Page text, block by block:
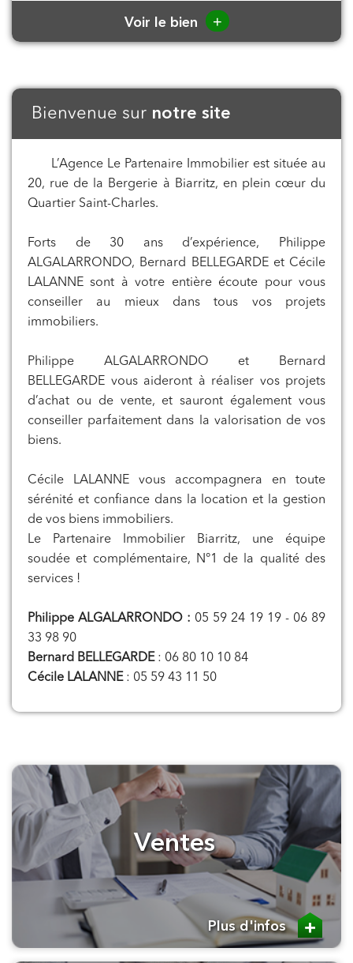
Voir le bien +
Bienvenue sur notre site
L’Agence Le Partenaire Immobilier est située au
20, rue de la Bergerie à Biarritz, en plein cœur du
Quartier Saint-Charles.
Forts de 30 ans d’expérience, Philippe
ALGALARRONDO, Bernard BELLEGARDE et Cécile
LALANNE sont à votre entière écoute pour vous
conseiller au mieux dans tous vos projets
immobiliers.
Philippe ALGALARRONDO et Bernard
BELLEGARDE vous aideront à réaliser vos projets
d’achat ou de vente, et sauront également vous
conseiller parfaitement dans la valorisation de vos
biens.
Cécile LALANNE vous accompagnera en toute
sérénité et confiance dans la location et la gestion
de vos biens immobiliers.
Le Partenaire Immobilier Biarritz, une équipe
soudée et complémentaire, N°1 de la qualité des
services !
Philippe ALGALARRONDO : 05 59 24 19 19 - 06 89
33 98 90
Bernard BELLEGARDE: 06 80 10 10 84
Cécile LALANNE: 05 59 43 11 50
Ventes
Plus d'infos